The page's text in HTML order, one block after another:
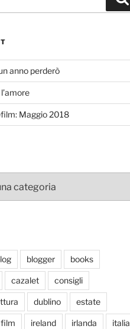
anno perderò
Maggio 2018
blogger books
cazalet consigli
dublino estate
film ireland irlanda italia